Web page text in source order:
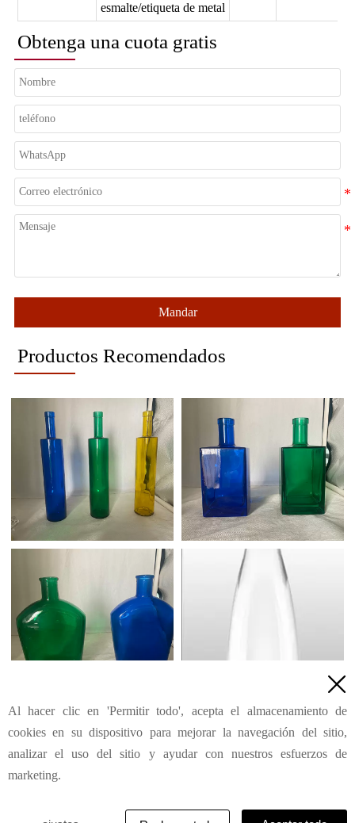
esmalte/etiqueta de metal
Obtenga una cuota gratis
Mandar
Productos Recomendados
6 7
todos los derechos

Al hacer clic en 'Permitir todo', acepta el almacenamiento de
cookies en su dispositivo para mejorar la navegación del sitio,
analizar el uso del sitio y ayudar con nuestros esfuerzos de
marketing.